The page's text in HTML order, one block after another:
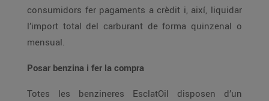
consumidors fer pagaments a crèdit i, així, liquidar
l’import total del carburant de forma quinzenal o
mensual.
Posar benzina i fer la compra
Totes les benzineres EsclatOil disposen d’un